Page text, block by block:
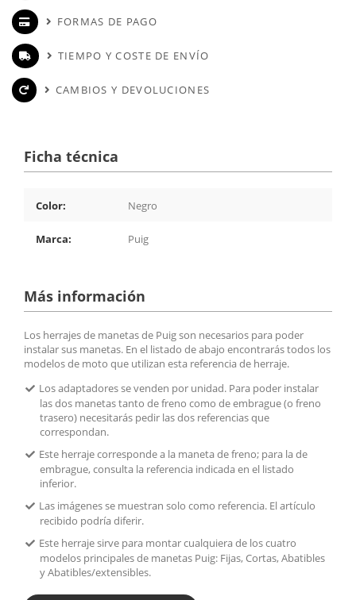
FORMAS DE PAGO
TIEMPO Y COSTE DE ENVÍO
CAMBIOS Y DEVOLUCIONES
Ficha técnica
Color: Negro
Marca: Puig
Más información
Los herrajes de manetas de Puig son necesarios para poder
instalar sus manetas. En el listado de abajo encontrarás todos los
modelos de moto que utilizan esta referencia de herraje.
Los adaptadores se venden por unidad. Para poder instalar
las dos manetas tanto de freno como de embrague (o freno
trasero) necesitarás pedir las dos referencias que
correspondan.
Este herraje corresponde a la maneta de freno; para la de
embrague, consulta la referencia indicada en el listado
inferior.
Las imágenes se muestran solo como referencia. El artículo
recibido podría diferir.
Este herraje sirve para montar cualquiera de los cuatro
modelos principales de manetas Puig: Fijas, Cortas, Abatibles
y Abatibles/extensibles.